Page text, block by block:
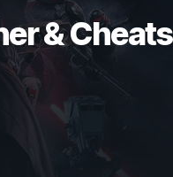
& Cheats